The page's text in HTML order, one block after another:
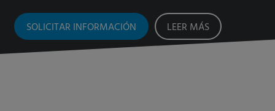
SOLICITAR INFORMACIÓN LEER MÁS